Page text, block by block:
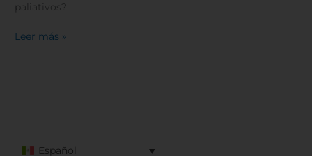
paliativos?
Leer más »
Español